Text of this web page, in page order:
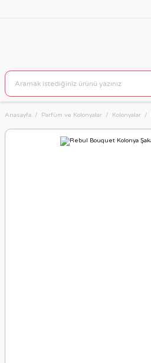
Anasayfa Parfüm ve Kolonyalar Kolonyalar